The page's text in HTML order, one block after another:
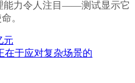
能力令人注目——测试显示它
。
元
于应对复杂场景的